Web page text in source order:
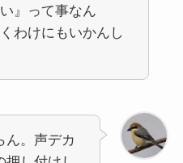
』って事なん
わけにもいかんし
ん。声デカ